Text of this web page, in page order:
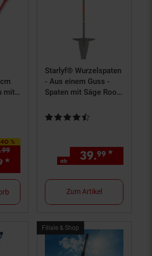
mit
4,67 von 5 Sternen
%
40 Prozent,
99
* Aktueller Preis: 29, €
Starlyf® Wurzelspaten
- Aus einem Guss -
Spaten mit Säge Root
Kundenbewertung: 4,58 von 5
ab 39.99 *
Zum Artikel
Filiale & Shop
&
Online
Shop